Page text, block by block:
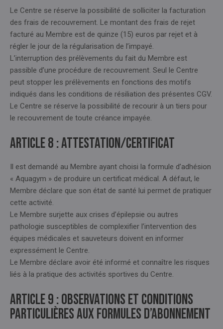
Le Centre se réserve la possibilité de solliciter la facturation
des frais de recouvrement. Le montant des frais de rejet
facturé au Membre est de quinze (15) euros par rejet et à
régler le jour de la régularisation de l’impayé.
L’interruption des prélèvements du fait du Membre est
passible d’une procédure de recouvrement. Seul le Centre
peut stopper les prélèvements en fonctions des motifs
indiqués dans les conditions de résiliation des présentes CGV.
Le Centre se réserve la possibilité de recourir à un tiers pour
le recouvrement de toute créance impayée.
Article 8 : ATTESTATION/CERTIFICAT
Il est demandé au Membre ayant choisi la formule d’adhésion
« Aquagym » de produire un certificat médical. A défaut, le
Membre déclare que son état de santé lui permet de pratiquer
cette activité.
Le Membre surjette aux crises d’épilepsie ou autres
pathologie susceptibles de complexifier l’intervention des
équipes médicales et sauveteurs doivent en informer
expressément le Centre.
Le Membre déclare avoir été informé et connaître les risques
liés à la pratique des activités sportives du Centre.
Article 9 : OBSERVATIONS ET CONDITIONS
PARTICULIÈRES AUX FORMULES D’ABONNEMENT